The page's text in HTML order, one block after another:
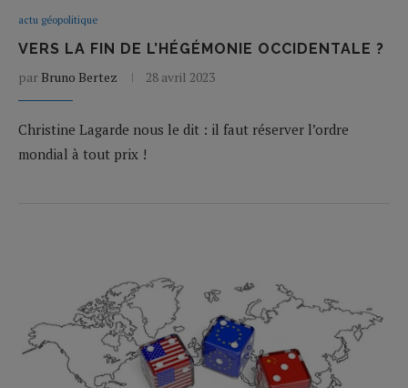
actu géopolitique
VERS LA FIN DE L’HÉGÉMONIE OCCIDENTALE ?
par Bruno Bertez 28 avril 2023
Christine Lagarde nous le dit : il faut réserver l’ordre
mondial à tout prix !